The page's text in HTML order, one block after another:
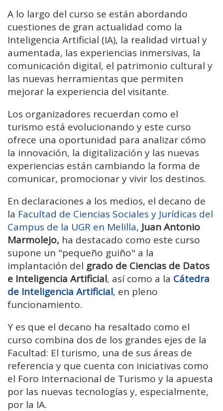
A lo largo del curso se están abordando
cuestiones de gran actualidad como la
Inteligencia Artificial (IA), la realidad virtual y
aumentada, las experiencias inmersivas, la
comunicación digital, el patrimonio cultural y
las nuevas herramientas que permiten
mejorar la experiencia del visitante.
Los organizadores recuerdan como el
turismo está evolucionando y este curso
ofrece una oportunidad para analizar cómo
la innovación, la digitalización y las nuevas
experiencias están cambiando la forma de
comunicar, promocionar y vivir los destinos.
En declaraciones a los medios, el decano de
la Facultad de Ciencias Sociales y Jurídicas del
Campus de la UGR en Melilla, Juan Antonio
Marmolejo, ha destacado como este curso
supone un "pequeño guiño" a la
implantación del grado de Ciencias de Datos
e Inteligencia Artificial, así como a la Cátedra
de Inteligencia Artificial, en pleno
funcionamiento.
Y es que el decano ha resaltado como el
curso combina dos de los grandes ejes de la
Facultad: El turismo, una de sus áreas de
referencia y que cuenta con iniciativas como
el Foro Internacional de Turismo y la apuesta
por las nuevas tecnologías y, especialmente,
por la IA.